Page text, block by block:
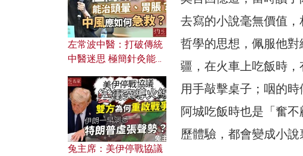
去寫的小說毫無價值
哲學的思想，佩服他
疆，在火車上吃飯時
用手敲擊桌子；咽的
阿城吃飯時也是「奮
歷體驗，都會變成小說
左常波中醫：打破傳統
中醫迷思 極簡針灸能治
何急救？
兔主席：美伊停戰協議